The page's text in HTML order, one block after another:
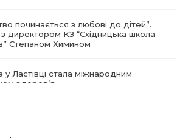
починається з любові до дітей”.
з директором КЗ “Східницька школа
Степаном Химином
у Ластівці стала міжнародним
здоров’я
— Гаївка”